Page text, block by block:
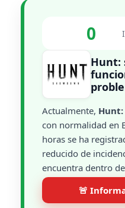
0
Hunt:
Actualmente,
con normalidad en
horas se ha
reducido de
encuentra dentro
🚨